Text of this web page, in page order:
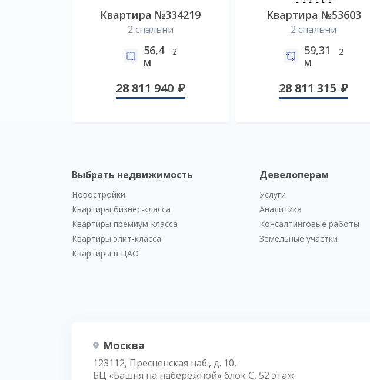
Квартира №334219
2 спальни
56,4
м
2
28 811 940
Квартира №53603
2 спальни
59,31
м
2
28 811 315
Выбрать недвижимость
Новостройки
Квартиры бизнес-класса
Квартиры премиум-класса
Квартиры элит-класса
Квартиры в ЦАО
Девелоперам
Услуги
Аналитика
Консалтинговые работы
Земельные участки
Москва
123112, Пресненская наб., д. 10,
БЦ «Башня на набережной» блок С, 52 этаж